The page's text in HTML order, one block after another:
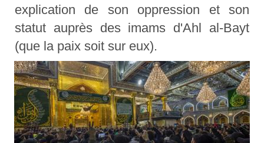
explication de son oppression et son
statut auprès des imams d'Ahl al-Bayt
(que la paix soit sur eux).